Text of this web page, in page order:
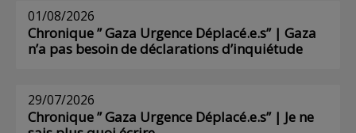
01/08/2026
Chronique ” Gaza Urgence Déplacé.e.s” | Gaza
n’a pas besoin de déclarations d’inquiétude
29/07/2026
Chronique ” Gaza Urgence Déplacé.e.s” | Je ne